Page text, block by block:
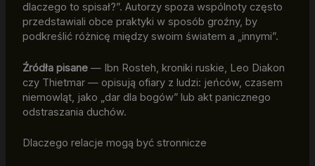
dlaczego to spisał?”. Autorzy spoza wspólnoty często
przedstawiali obce praktyki w sposób groźny, by
podkreślić różnicę między swoim światem a „innymi”.
Źródła pisane— Ibn Rosteh, kroniki ruskie, Leo Diakon
czy Thietmar — opisują ofiary z ludzi: jeńców, czasem
niemowląt, jako „dar dla bogów” lub akt panicznego
odstraszania duchów.
Dlaczego relacje mogą być stronnicze